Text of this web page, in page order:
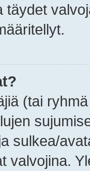
täydet
(tai
sulkea/
valvojina.